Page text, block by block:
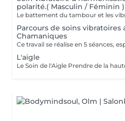
polarité.( Masculin / Féminin )
Parcours de soins
Chamaniques
L'aigle